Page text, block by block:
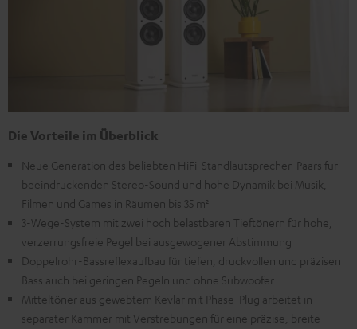
Die Vorteile im Überblick
Neue Generation des beliebten HiFi-Standlautsprecher-Paars für
beeindruckenden Stereo-Sound und hohe Dynamik bei Musik,
Filmen und Games in Räumen bis 35 m²
3-Wege-System mit zwei hoch belastbaren Tieftönern für hohe,
verzerrungsfreie Pegel bei ausgewogener Abstimmung
Doppelrohr-Bassreflexaufbau für tiefen, druckvollen und präzisen
Bass auch bei geringen Pegeln und ohne Subwoofer
Mitteltöner aus gewebtem Kevlar mit Phase-Plug arbeitet in
separater Kammer mit Verstrebungen für eine präzise, breite